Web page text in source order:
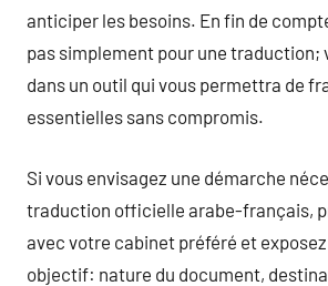
anticiper les besoins. En fin de
pas simplement pour une traduction;
dans un outil qui vous permettra de
essentielles sans compromis.
Si vous envisagez une démarche
traduction officielle arabe-français,
avec votre cabinet préféré et
objectif: nature du document,